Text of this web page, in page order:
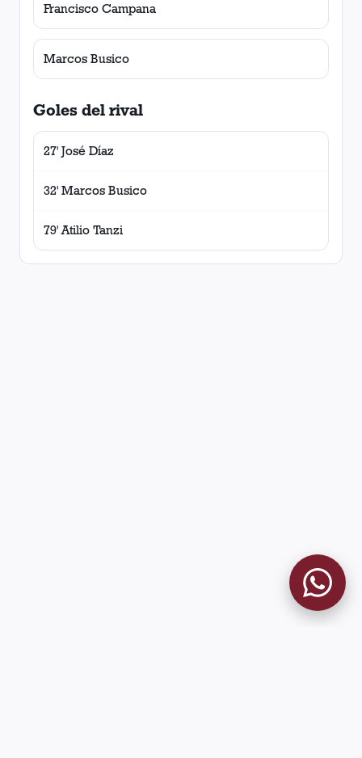
Francisco Campana
Marcos Busico
Goles del rival
27' José Díaz
32' Marcos Busico
79' Atilio Tanzi